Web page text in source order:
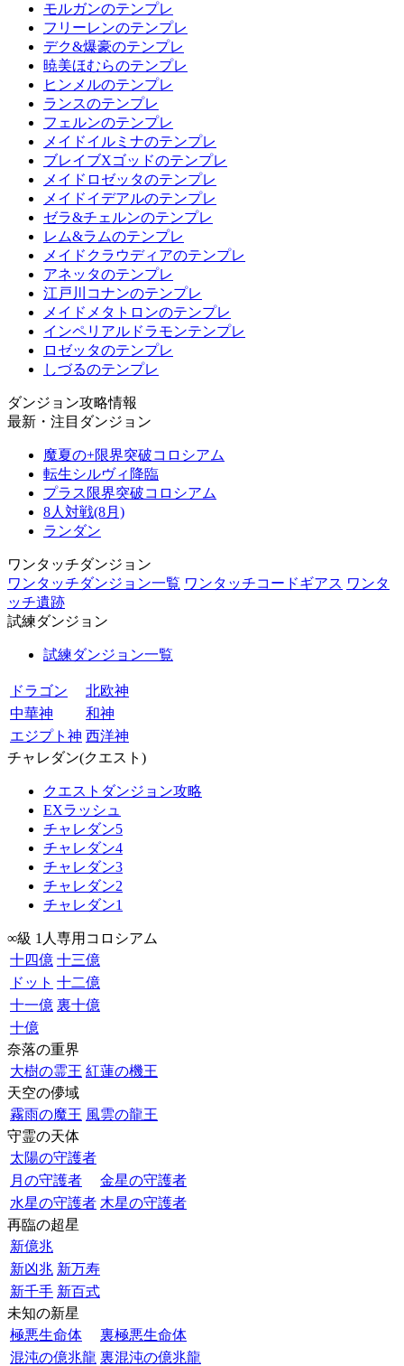
モルガンのテンプレ
フリーレンのテンプレ
デク&爆豪のテンプレ
暁美ほむらのテンプレ
ヒンメルのテンプレ
ランスのテンプレ
フェルンのテンプレ
メイドイルミナのテンプレ
ブレイブXゴッドのテンプレ
メイドロゼッタのテンプレ
メイドイデアルのテンプレ
ゼラ&チェルンのテンプレ
レム&ラムのテンプレ
メイドクラウディアのテンプレ
アネッタのテンプレ
江戸川コナンのテンプレ
メイドメタトロンのテンプレ
インペリアルドラモンテンプレ
ロゼッタのテンプレ
しづるのテンプレ
ダンジョン攻略情報
最新・注目ダンジョン
魔夏の+限界突破コロシアム
転生シルヴィ降臨
プラス限界突破コロシアム
8人対戦(8月)
ランダン
ワンタッチダンジョン
ワンタッチダンジョン一覧 ワンタッチコードギアス ワンタ
ッチ遺跡
試練ダンジョン
試練ダンジョン一覧
ドラゴン
北欧神
中華神
和神
エジプト神 西洋神
チャレダン(クエスト)
クエストダンジョン攻略
EXラッシュ
チャレダン5
チャレダン4
チャレダン3
チャレダン2
チャレダン1
∞級 1人専用コロシアム
十四億 十三億
ドット 十二億
十一億 裏十億
十億
奈落の重界
大樹の霊王 紅蓮の機王
天空の儚域
霧雨の魔王 風雲の龍王
守霊の天体
太陽の守護者
月の守護者
金星の守護者
水星の守護者 木星の守護者
再臨の超星
新億兆
新凶兆 新万寿
新千手 新百式
未知の新星
極悪生命体
裏極悪生命体
混沌の億兆龍 裏混沌の億兆龍